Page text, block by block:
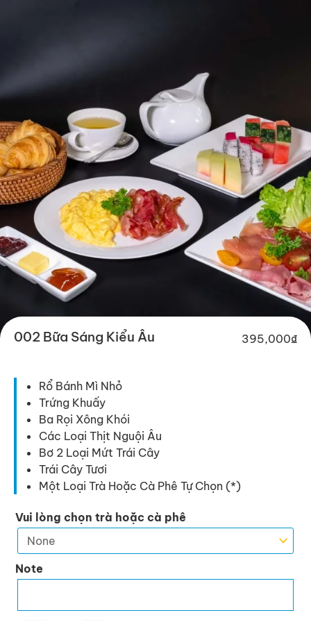
002 Bữa Sáng Kiểu Âu 395,000₫
Rổ Bánh Mì Nhỏ
Trứng Khuấy
Ba Rọi Xông Khói
Các Loại Thịt Nguội Âu
Bơ 2 Loại Mứt Trái Cây
Trái Cây Tươi
Một Loại Trà Hoặc Cà Phê Tự Chọn (*)
Vui lòng chọn trà hoặc cà phê
Note
002
Bữa
Sáng
Kiểu
Âu